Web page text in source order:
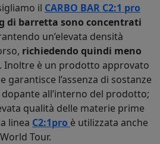
il CARBO BAR C2:1 pro
di barretta sono concentrati
un’elevata densità
richiedendo quindi meno
. Inoltre è un prodotto approvato
garantisce l’assenza di sostanze
all’interno del prodotto;
qualità delle materie prime
linea C2:1pro è utilizzata anche
Tour.